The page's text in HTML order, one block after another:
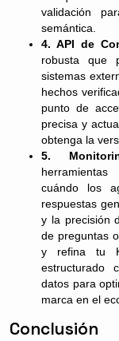
validación
semántica.
4. API de
robusta que
sistemas
hechos
punto de
precisa y
obtenga la
5.
cuándo los
respuestas
y la precisión
de preguntas
y refina tu
estructurado
datos para
marca en el
Conclusión